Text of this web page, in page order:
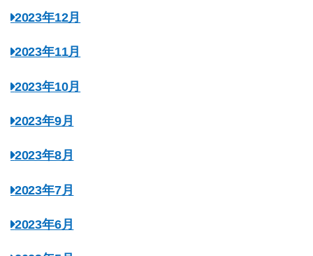
2023年12月
2023年11月
2023年10月
2023年9月
2023年8月
2023年7月
2023年6月